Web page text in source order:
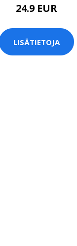
24.9 EUR
LISÄTIETOJA